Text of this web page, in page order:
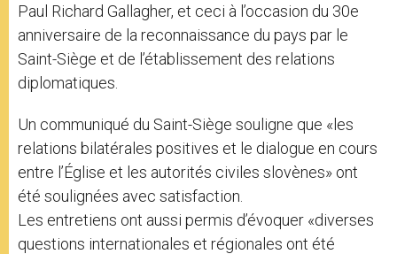
Paul Richard Gallagher, et ceci à l’occasion du 30e
anniversaire de la reconnaissance du pays par le
Saint-Siège et de l’établissement des relations
diplomatiques.
Un communiqué du Saint-Siège souligne que «les
relations bilatérales positives et le dialogue en cours
entre l’Église et les autorités civiles slovènes» ont
été soulignées avec satisfaction.
Les entretiens ont aussi permis d’évoquer «diverses
questions internationales et régionales ont été